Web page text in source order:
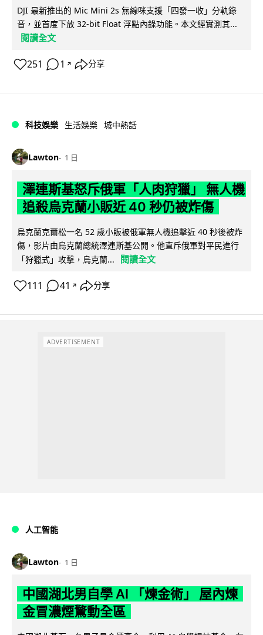
DJI 最新推出的 Mic Mini 2s 無線咪支援「四發一收」分軌錄
音，並首度下放 32-bit Float 浮點內錄功能。本文經實測其...
閱讀全文
251 1 ↗ 分享
科技娛樂 生活娛樂 城中熱話
Lawton 1 日
澤連斯基怒斥俄軍「人肉狩獵」 無人機
追殺烏克蘭小販近 40 秒仍被炸傷
烏克蘭克爾松一名 52 歲小販被俄軍無人機追擊近 40 秒後被炸
傷，影片由烏克蘭總統澤連斯基公開。他直斥俄軍對平民進行
「狩獵式」攻擊，烏克蘭...
閱讀全文
111 41 ↗ 分享
ADVERTISEMENT
人工智能
Lawton 1 日
中國湖北男自學 AI 「煉金術」 屋內煉
金冒濃煙驚動全區